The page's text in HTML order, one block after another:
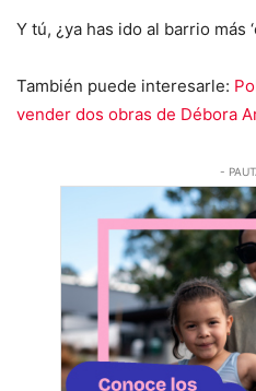
Y tú, ¿ya has ido al barrio más
También puede interesarle:
vender dos obras de Débora
-